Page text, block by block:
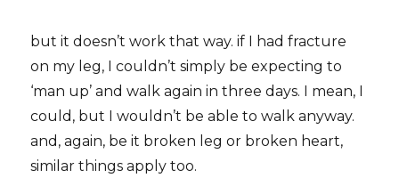
but it doesn’t work that way. if I had fracture
on my leg, I couldn’t simply be expecting to
‘man up’ and walk again in three days. I mean, I
could, but I wouldn’t be able to walk anyway.
and, again, be it broken leg or broken heart,
similar things apply too.